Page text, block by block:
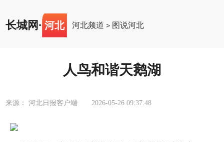
长城网 · 河北 河北频道 > 图说河北
人鸟和谐天鹅湖
来源： 河北日报客户端 2026-05-26 09:37:48